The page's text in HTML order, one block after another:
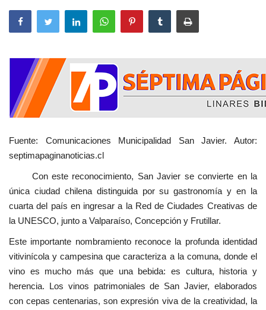
Fuente: Comunicaciones Municipalidad San Javier. Autor:
septimapaginanoticias.cl
Con este reconocimiento, San Javier se convierte en la
única ciudad chilena distinguida por su gastronomía y en la
cuarta del país en ingresar a la Red de Ciudades Creativas de
la UNESCO, junto a Valparaíso, Concepción y Frutillar.
Este importante nombramiento reconoce la profunda identidad
vitivinícola y campesina que caracteriza a la comuna, donde el
vino es mucho más que una bebida: es cultura, historia y
herencia. Los vinos patrimoniales de San Javier, elaborados
con cepas centenarias, son expresión viva de la creatividad, la